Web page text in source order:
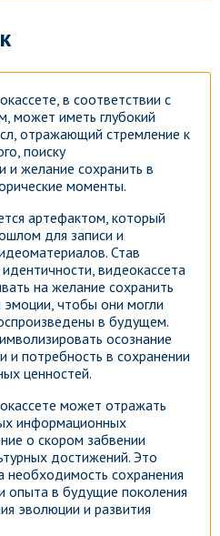
в соответствии с
может иметь глубокий
отражающий стремление к
поиску
и желание сохранить в
моменты.
артефактом, который
для записи и
Став
видеокассета
на желание сохранить
чтобы они могли
в будущем.
осознание
и потребность в сохранении
ценностей.
может отражать
информационных
о скором забвении
достижений. Это
необходимость сохранения
опыта в будущие поколения
эволюции и развития